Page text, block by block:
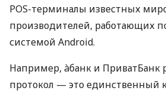
POS-терминалы известных
производителей, работающих
системой Android.
Например, àбанк и ПриватБанк
протокол — это единственный